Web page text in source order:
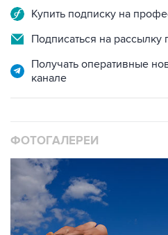
Подписаться на рассылку
Получать оперативные